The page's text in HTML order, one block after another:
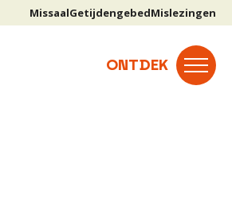
MissaalGetijdengebedMislezingen